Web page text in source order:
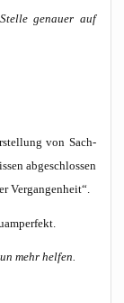
genau­er auf
von Sach­
abge­schlos­sen
Vergangenheit“.
mehr helfen.